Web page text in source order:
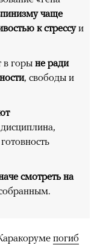
чаще
к стрессуи
в горы не ради
, свободы и
смотреть на
погиб